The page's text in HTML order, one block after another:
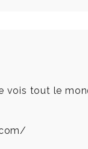
vois tout le